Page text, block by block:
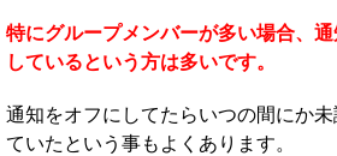
特にグループメンバーが多い場合、
しているという方は多いです。
通知をオフにしてたらいつの間にか
ていたという事もよくあります。